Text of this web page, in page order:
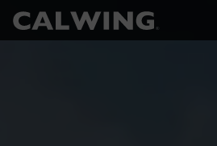
®